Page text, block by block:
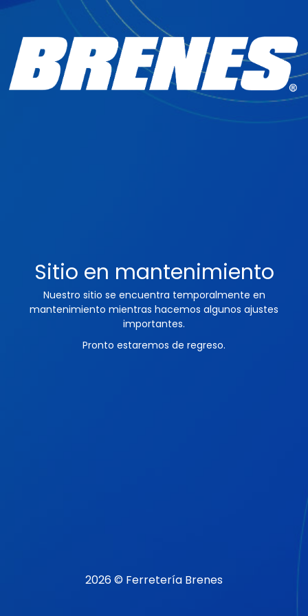
Sitio en mantenimiento
Nuestro sitio se encuentra temporalmente en
mantenimiento mientras hacemos algunos ajustes
importantes.
Pronto estaremos de regreso.
2026 © Ferretería Brenes